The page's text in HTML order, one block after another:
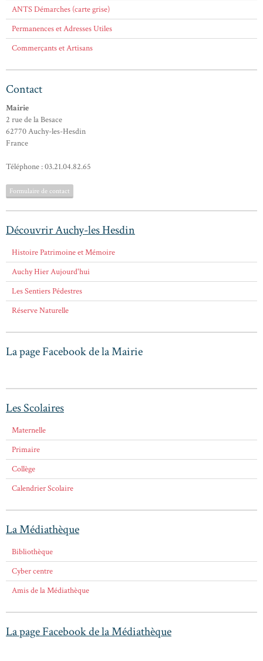
ANTS Démarches (carte grise)
Permanences et Adresses Utiles
Commerçants et Artisans
Contact
Mairie
2 rue de la Besace
62770 Auchy-les-Hesdin
France
Téléphone : 03.21.04.82.65
Formulaire de contact
Découvrir Auchy-les Hesdin
Histoire Patrimoine et Mémoire
Auchy Hier Aujourd'hui
Les Sentiers Pédestres
Réserve Naturelle
La page Facebook de la Mairie
Les Scolaires
Maternelle
Primaire
Collège
Calendrier Scolaire
La Médiathèque
Bibliothèque
Cyber centre
Amis de la Médiathèque
La page Facebook de la Médiathèque